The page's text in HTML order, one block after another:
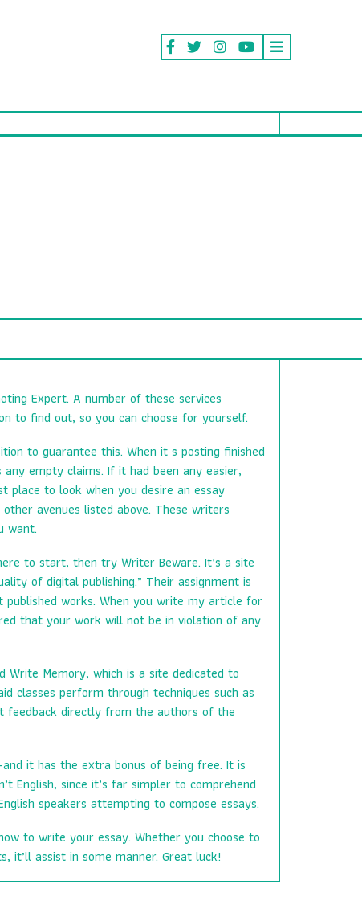
Expert. A number of these services
to find out, so you can choose for yourself.
to guarantee this. When it s posting finished
empty claims. If it had been any easier,
place to look when you desire an essay
avenues listed above. These writers
want.
to start, then try Writer Beware. It’s a site
of digital publishing.” Their assignment is
works. When you write my article for
that your work will not be in violation of any
Write Memory, which is a site dedicated to
classes perform through techniques such as
feedback directly from the authors of the
it has the extra bonus of being free. It is
English, since it’s far simpler to comprehend
speakers attempting to compose essays.
to write your essay. Whether you choose to
it’ll assist in some manner. Great luck!